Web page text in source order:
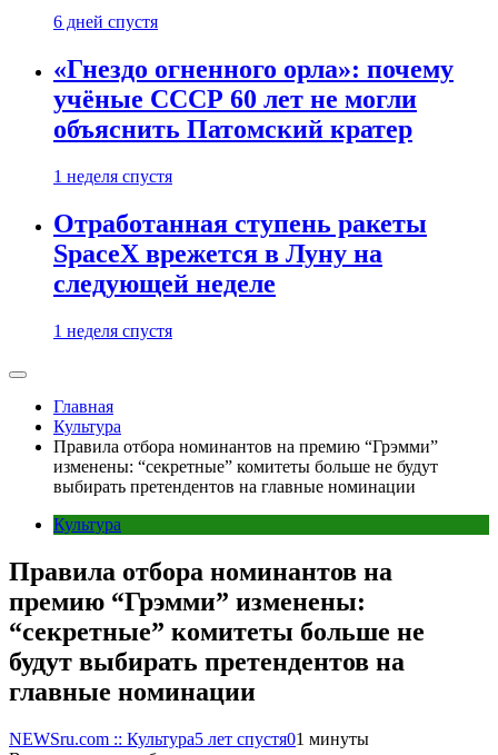
6 дней спустя
«Гнездо огненного орла»: почему
учёные СССР 60 лет не могли
объяснить Патомский кратер
1 неделя спустя
Отработанная ступень ракеты
SpaceX врежется в Луну на
следующей неделе
1 неделя спустя
Главная
Культура
Правила отбора номинантов на премию “Грэмми”
изменены: “секретные” комитеты больше не будут
выбирать претендентов на главные номинации
Культура
Правила отбора номинантов на
премию “Грэмми” изменены:
“секретные” комитеты больше не
будут выбирать претендентов на
главные номинации
NEWSru.com :: Культура5 лет спустя01 минуты